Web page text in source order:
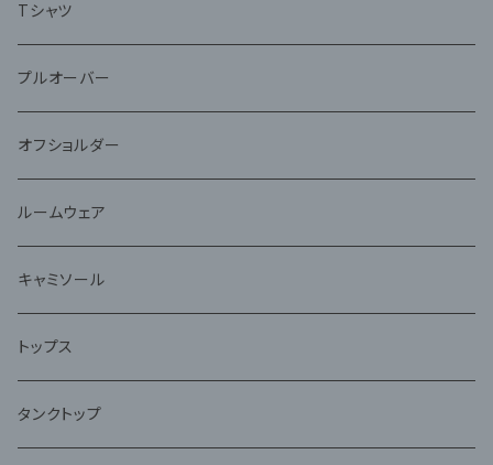
Tシャツ
プルオーバー
オフショルダー
ルームウェア
キャミソール
トップス
タンクトップ